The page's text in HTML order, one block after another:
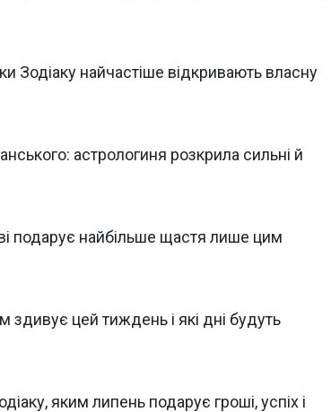
Зодіаку найчастіше відкривають власну
астрологиня розкрила сильні й
подарує найбільше щастя лише цим
здивує цей тиждень і які дні будуть
яким липень подарує гроші, успіх і